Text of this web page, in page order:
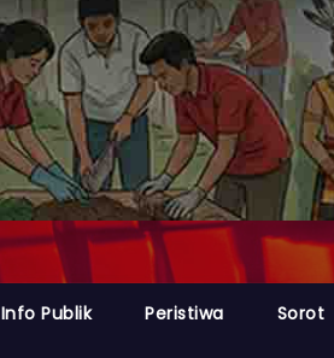
Info Publik Peristiwa Sorot